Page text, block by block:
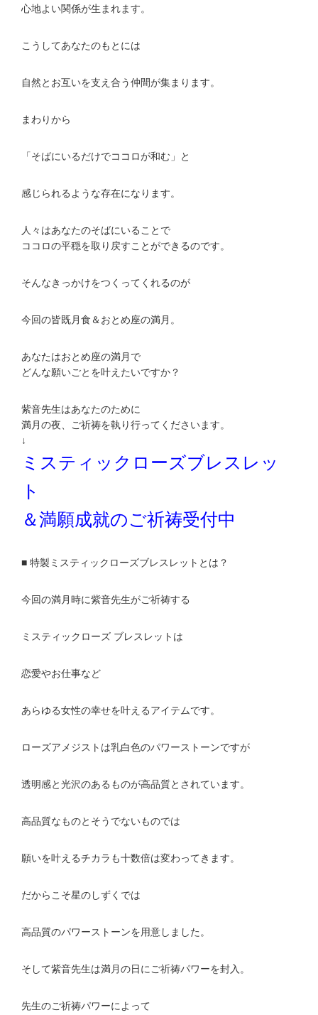
心地よい関係が生まれます。
こうしてあなたのもとには
自然とお互いを支え合う仲間が集まります。
まわりから
「そばにいるだけでココロが和む」と
感じられるような存在になります。
人々はあなたのそばにいることで
ココロの平穏を取り戻すことができるのです。
そんなきっかけをつくってくれるのが
今回の皆既月食＆おとめ座の満月。
あなたはおとめ座の満月で
どんな願いごとを叶えたいですか？
紫音先生はあなたのために
満月の夜、ご祈祷を執り行ってくださいます。
↓
ミスティックローズブレスレッ
ト
＆満願成就のご祈祷受付中
■ 特製ミスティックローズブレスレットとは？
今回の満月時に紫音先生がご祈祷する
ミスティックローズ ブレスレットは
恋愛やお仕事など
あらゆる女性の幸せを叶えるアイテムです。
ローズアメジストは乳白色のパワーストーンですが
透明感と光沢のあるものが高品質とされています。
高品質なものとそうでないものでは
願いを叶えるチカラも十数倍は変わってきます。
だからこそ星のしずくでは
高品質のパワーストーンを用意しました。
そして紫音先生は満月の日にご祈祷パワーを封入。
先生のご祈祷パワーによって